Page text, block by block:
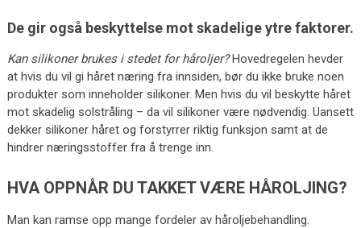
De gir også beskyttelse mot skadelige ytre faktorer.
Kan silikoner brukes i stedet for håroljer?Hovedregelen hevder
at hvis du vil gi håret næring fra innsiden, bør du ikke bruke noen
produkter som inneholder silikoner. Men hvis du vil beskytte håret
mot skadelig solstråling – da vil silikoner være nødvendig. Uansett
dekker silikoner håret og forstyrrer riktig funksjon samt at de
hindrer næringsstoffer fra å trenge inn.
HVA OPPNÅR DU TAKKET VÆRE HÅROLJING?
Man kan ramse opp mange fordeler av håroljebehandling.